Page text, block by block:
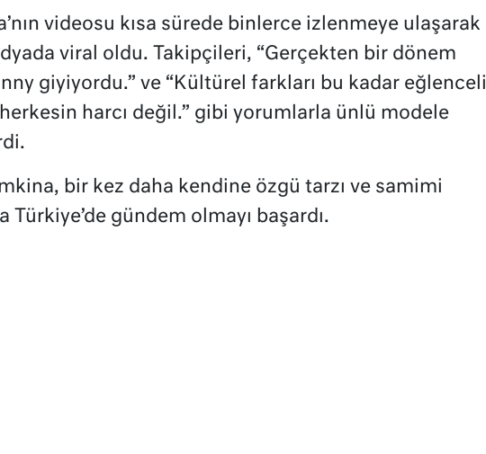
videosu kısa sürede binlerce izlenmeye ulaşarak
viral oldu. Takipçileri, “Gerçekten bir dönem
giyiyordu.” ve “Kültürel farkları bu kadar eğlenceli
harcı değil.” gibi yorumlarla ünlü modele
bir kez daha kendine özgü tarzı ve samimi
Türkiye’de gündem olmayı başardı.